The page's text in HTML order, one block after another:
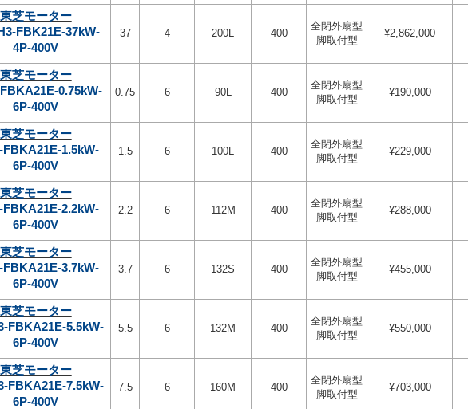
東芝モーター
FBK21E-37kW-
4P-400V
37 4 200L 400
全閉外扇型
脚取付型
¥2,862,000
東芝モーター
0.75kW-
6P-400V
0.75 6 90L 400
全閉外扇型
脚取付型
¥190,000
東芝モーター
FBKA21E-1.5kW-
6P-400V
1.5 6 100L 400
全閉外扇型
脚取付型
¥229,000
東芝モーター
FBKA21E-2.2kW-
6P-400V
2.2 6 112M 400
全閉外扇型
脚取付型
¥288,000
東芝モーター
FBKA21E-3.7kW-
6P-400V
3.7 6 132S 400
全閉外扇型
脚取付型
¥455,000
東芝モーター
FBKA21E-5.5kW-
6P-400V
5.5 6 132M 400
全閉外扇型
脚取付型
¥550,000
東芝モーター
FBKA21E-7.5kW-
6P-400V
7.5 6 160M 400
全閉外扇型
脚取付型
¥703,000